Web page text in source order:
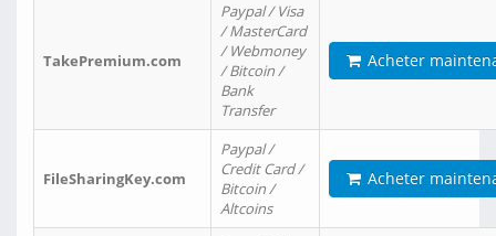
TakePremium.com
Paypal / Visa
/ MasterCard
/ Webmoney
/ Bitcoin /
Bank
Transfer
Acheter
FileSharingKey.com
Paypal /
Credit Card /
Bitcoin /
Altcoins
Acheter